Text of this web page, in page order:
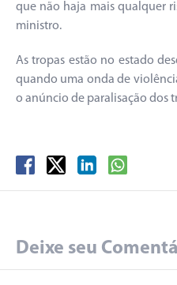
que não haja mais qualquer
ministro.
As tropas estão no estado
quando uma onda de
o anúncio de paralisação dos
Deixe seu